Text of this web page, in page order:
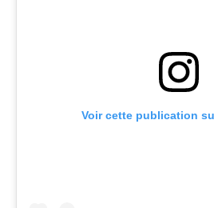
Voir cette publication